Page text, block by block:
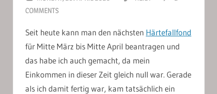
COMMENTS
Seit heute kann man den nächsten Härtefallfond
für Mitte März bis Mitte April beantragen und
das habe ich auch gemacht, da mein
Einkommen in dieser Zeit gleich null war. Gerade
als ich damit fertig war, kam tatsächlich ein